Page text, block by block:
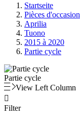
Startseite
Pièces d'occasion
Aprilia
Tuono
2015 à 2020
Partie cycle
Partie cycle
View Left Column

Filter